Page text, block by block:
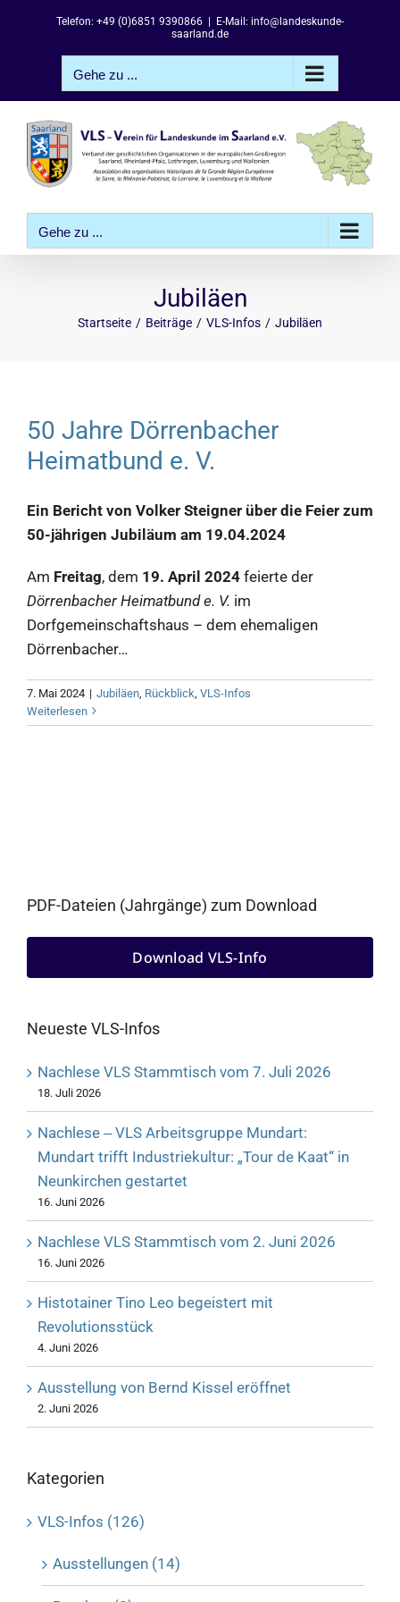
Telefon: +49 (0)6851 9390866
E-Mail: info@landeskunde-
saarland.de
Gehe zu ...
Gehe zu ...
Jubiläen
Startseite Beiträge VLS-Infos Jubiläen
50 Jahre Dörrenbacher
Heimatbund e. V.
Ein Bericht von Volker Steigner über die Feier zum
50-jährigen Jubiläum am 19.04.2024
Am Freitag, dem 19. April 2024 feierte der
Dörrenbacher Heimatbund e. V. im
Dorfgemeinschaftshaus – dem ehemaligen
Dörrenbacher…
7. Mai 2024 | Jubiläen Rückblick VLS-Infos
Weiterlesen
PDF-Dateien (Jahrgänge) zum Download
Download VLS-Info
Neueste VLS-Infos
Nachlese VLS Stammtisch vom 7. Juli 2026
18. Juli 2026
Nachlese ‒ VLS Arbeitsgruppe Mundart:
Mundart trifft Industriekultur: „Tour de Kaat“ in
Neunkirchen gestartet
16. Juni 2026
Nachlese VLS Stammtisch vom 2. Juni 2026
16. Juni 2026
Histotainer Tino Leo begeistert mit
Revolutionsstück
4. Juni 2026
Ausstellung von Bernd Kissel eröffnet
2. Juni 2026
Kategorien
VLS-Infos (126)
Ausstellungen (14)